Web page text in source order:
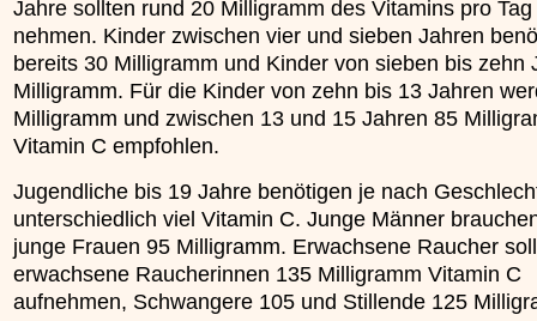
Jahre sollten rund 20 Milligramm des Vitamins pro
nehmen. Kinder zwischen vier und sieben Jahren
bereits 30 Milligramm und Kinder von sieben bis zehn
Milligramm. Für die Kinder von zehn bis 13 Jahren
Milligramm und zwischen 13 und 15 Jahren 85
Vitamin C empfohlen.
Jugendliche bis 19 Jahre benötigen je nach
unterschiedlich viel Vitamin C. Junge Männer
junge Frauen 95 Milligramm. Erwachsene Raucher
erwachsene Raucherinnen 135 Milligramm Vitamin C
aufnehmen, Schwangere 105 und Stillende 125